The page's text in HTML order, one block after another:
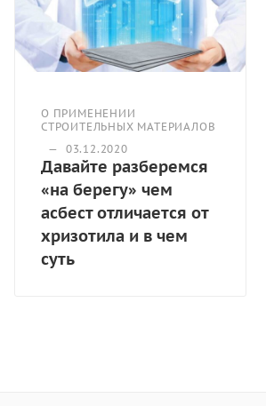
О ПРИМЕНЕНИИ
СТРОИТЕЛЬНЫХ МАТЕРИАЛОВ
—
03.12.2020
Давайте разберемся
«на берегу» чем
асбест отличается от
хризотила и в чем
суть